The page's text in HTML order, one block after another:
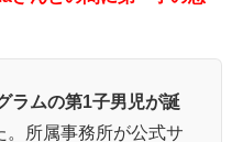
ラムの第1子男児が誕
。所属事務所が公式サ